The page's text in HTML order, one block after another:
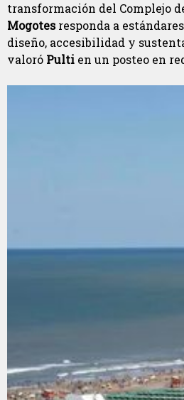
transformación del Complejo
Mogotesresponda a
diseño, accesibilidad y
valoró Pulti en un posteo en